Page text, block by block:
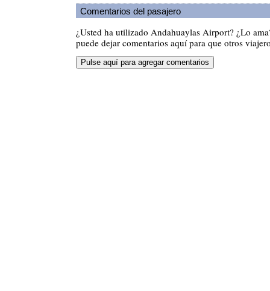
Comentarios del pasajero
¿Usted ha utilizado Andahuaylas Airport? ¿Lo
puede dejar comentarios aquí para que otros